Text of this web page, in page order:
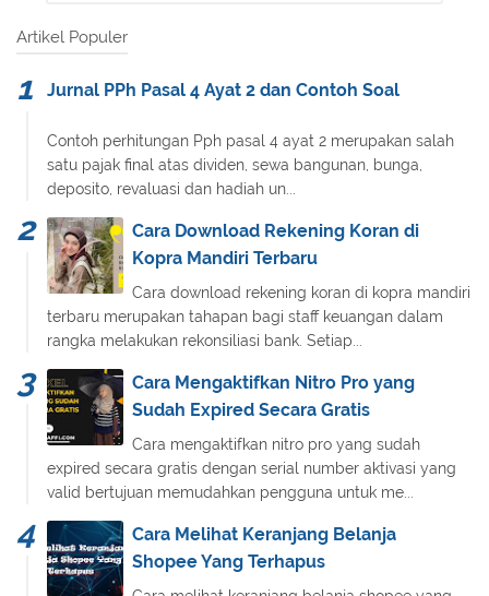
Artikel Populer
Jurnal PPh Pasal 4 Ayat 2 dan Contoh Soal
Contoh perhitungan Pph pasal 4 ayat 2 merupakan salah
satu pajak final atas dividen, sewa bangunan, bunga,
deposito, revaluasi dan hadiah un...
Cara Download Rekening Koran di
Kopra Mandiri Terbaru
Cara download rekening koran di kopra mandiri
terbaru merupakan tahapan bagi staff keuangan dalam
rangka melakukan rekonsiliasi bank. Setiap...
Cara Mengaktifkan Nitro Pro yang
Sudah Expired Secara Gratis
Cara mengaktifkan nitro pro yang sudah
expired secara gratis dengan serial number aktivasi yang
valid bertujuan memudahkan pengguna untuk me...
Cara Melihat Keranjang Belanja
Shopee Yang Terhapus